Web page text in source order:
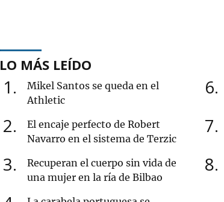
LO MÁS LEÍDO
1
Mikel Santos se queda en el
Athletic
2
El encaje perfecto de Robert
Navarro en el sistema de Terzic
3
Recuperan el cuerpo sin vida de
una mujer en la ría de Bilbao
6
7
8